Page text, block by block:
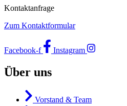
Kontaktanfrage
Zum Kontaktformular
Facebook-f Instagram
Über uns
Vorstand & Team